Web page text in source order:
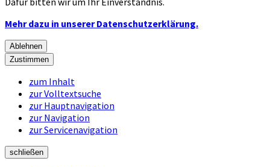
Mehr dazu in unserer Datenschutzerklärung.
Ablehnen
Zustimmen
zum Inhalt
zur Volltextsuche
zur Hauptnavigation
zur Navigation
zur Servicenavigation
schließen